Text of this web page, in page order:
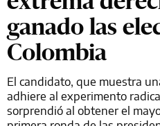
ganado las
Colombia
El candidato, que muestra
adhiere al experimento
sorprendió al obtener el